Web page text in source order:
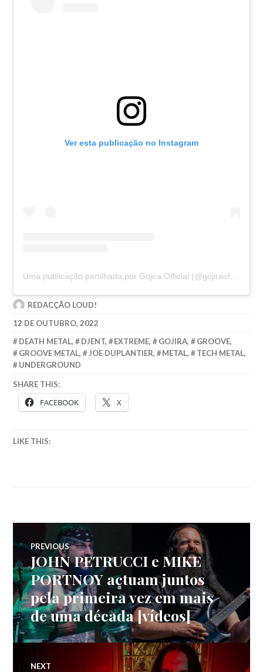
Ver esta publicação no Instagram
Uma publicação partilhada por Gojira Official (@gojiraofficial)
REDACÇÃO LOUD!
12 DE OUTUBRO, 2022
DEATH METAL, DJENT, EXTREME, GOJIRA, GROOVE,
GROOVE METAL, JOE DUPLANTIER, METAL, TECH METAL,
UNDERGROUND
SHARE THIS:
FACEBOOK X
LIKE THIS:
Navegação
de
artigos
PREVIOUS
Previous
post:
JOHN PETRUCCI e MIKE
PORTNOY actuam juntos
pela primeira vez em mais
de uma década [vídeos]
NEXT